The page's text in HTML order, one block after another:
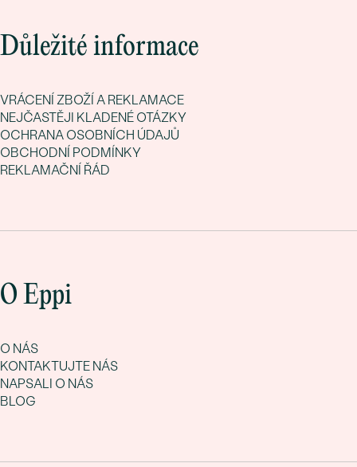
Důležité informace
VRÁCENÍ ZBOŽÍ A REKLAMACE
NEJČASTĚJI KLADENÉ OTÁZKY
OCHRANA OSOBNÍCH ÚDAJŮ
OBCHODNÍ PODMÍNKY
REKLAMAČNÍ ŘÁD
O Eppi
O NÁS
KONTAKTUJTE NÁS
NAPSALI O NÁS
BLOG